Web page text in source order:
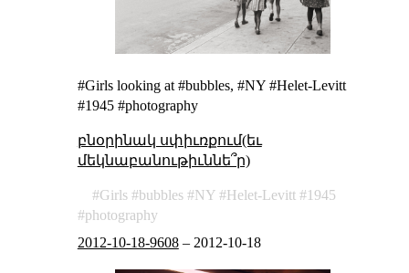
#Girls looking at #bubbles, #NY #Helet-Levitt
#1945 #photography
բնօրինակ սփիւռքում(եւ
մեկնաբանութիւննե՞ր)
Girls bubbles NY Helet-Levitt
1945
photography
2012-10-18-9608– 2012-10-18